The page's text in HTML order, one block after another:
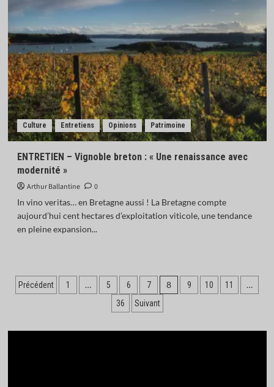
Culture Entretiens Opinions Patrimoine
ENTRETIEN – Vignoble breton : « Une renaissance avec
modernité »
Arthur Ballantine
0
In vino veritas… en Bretagne aussi ! La Bretagne compte
aujourd’hui cent hectares d’exploitation viticole, une tendance
en pleine expansion...
Pagination
publications
Précédent 1 … 5 6 7 8 9 10 11 …
36 Suivant